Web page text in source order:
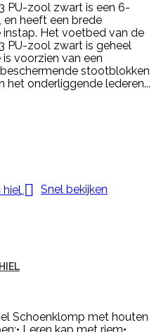
PU-zool zwart is een 6-
en heeft een brede
Het voetbed van de
PU-zool zwart is geheel
voorzien van een
stootblokken
het onderliggende lederen...

Snel bekijken
Schoenklomp met houten